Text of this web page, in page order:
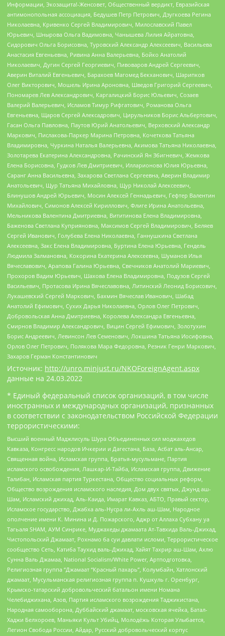
Информации, Экозащита!-Женсовет, Общественный вердикт, Евразийская
антимонопольная ассоциация, Бедушев Петр Петрович, Дзугкоева Регина
Николаевна, Кривенко Сергей Владимирович, Милославский Павел
Юрьевич, Шнырова Ольга Вадимовна, Чанышева Лилия Айратовна,
Сидорович Ольга Борисовна, Туровский Александр Алексеевич, Васильева
Анастасия Евгеньевна, Ривина Анна Валерьевна, Бойко Анатолий
Николаевич, Дугин Сергей Георгиевич, Пивоваров Андрей Сергеевич,
Аверин Виталий Евгеньевич, Барахоев Магомед Бекханович, Шарипков
Олег Викторович, Мошель Ирина Ароновна, Шведов Григорий Сергеевич,
Пономарев Лев Александрович, Каргалицкий Борис Юльевич, Созаев
Валерий Валерьевич, Исламов Тимур Рифгатович, Романова Ольга
Евгеньевна, Щаров Сергей Алексадрович, Цирульников Борис Альбертович,
Гасан Ольга Павловна, Паутов Юрий Анатольевич, Верховский Александр
Маркович, Пислакова-Паркер Марина Петровна, Кочеткова Татьяна
Владимировна, Чуркина Наталья Валерьевна, Акимова Татьяна Николаевна,
Золотарева Екатерина Александровна, Рачинский Ян Збигневич, Жемкова
Елена Борисовна, Гудков Лев Дмитриевич, Илларионова Юлия Юрьевна,
Саранг Анна Васильевна, Захарова Светлана Сергеевна, Аверин Владимир
Анатольевич, Щур Татьяна Михайловна, Щур Николай Алексеевич,
Блинушов Андрей Юрьевич, Мосин Алексей Геннадьевич, Гефтер Валентин
Михайлович, Симонов Алексей Кириллович, Флиге Ирина Анатольевна,
Мельникова Валентина Дмитриевна, Вититинова Елена Владимировна,
Баженова Светлана Куприяновна, Максимов Сергей Владимирович, Беляев
Сергей Иванович, Голубева Елена Николаевна, Ганнушкина Светлана
Алексеевна, Закс Елена Владимировна, Буртина Елена Юрьевна, Гендель
Людмила Залмановна, Кокорина Екатерина Алексеевна, Шуманов Илья
Вячеславович, Арапова Галина Юрьевна, Свечников Анатолий Мариевич,
Прохоров Вадим Юрьевич, Шахова Елена Владимировна, Подузов Сергей
Васильевич, Протасова Ирина Вячеславовна, Литинский Леонид Борисович,
Лукашевский Сергей Маркович, Бахмин Вячеслав Иванович, Шабад
Анатолий Ефимович, Сухих Дарья Николаевна, Орлов Олег Петрович,
Добровольская Анна Дмитриевна, Королева Александра Евгеньевна,
Смирнов Владимир Александрович, Вицин Сергей Ефимович, Золотухин
Борис Андреевич, Левинсон Лев Семенович, Локшина Татьяна Иосифовна,
Орлов Олег Петрович, Полякова Мара Федоровна, Резник Генри Маркович,
Захаров Герман Константинович
Источник: http://unro.minjust.ru/NKOForeignAgent.aspx
данные на 24.03.2022
* Единый федеральный список организаций, в том числе
иностранных и международных организаций, признанных
в соответствии с законодательством Российской Федерации
террористическими:
Высший военный Маджлисуль Шура Объединенных сил моджахедов
Кавказа, Конгресс народов Ичкерии и Дагестана, База, Асбат аль-Ансар,
Священная война, Исламская группа, Братья-мусульмане, Партия
исламского освобождения, Лашкар-И-Тайба, Исламская группа, Движение
Талибан, Исламская партия Туркестана, Общество социальных реформ,
Общество возрождения исламского наследия, Дом двух святых, Джунд аш-
Шам, Исламский джихад, Аль-Каида, Имарат Кавказ, АБТО, Правый сектор,
Исламское государство, Джабха аль-Нусра ли-Ахль аш-Шам, Народное
ополчение имени К. Минина и Д. Пожарского, Аджр от Аллаха Субхану уа
Тагьаля SHAM, АУМ Синрике, Муджахеды джамаата Ат-Тавхида Валь-Джихад,
Чистопольский Джамаат, Рохнамо ба суи давлати исломи, Террористическое
сообщество Сеть, Катиба Таухид валь-Джихад, Хайят Тахрир аш-Шам, Ахлю
Сунна Валь Джамаа, National Socialism/White Power, Артподготовка,
Религиозная группа “Джамаат “Красный пахарь”, Колумбайн, Хатлонский
джамаат, Мусульманская религиозная группа п. Кушкуль г. Оренбург,
Крымско-татарский добровольческий батальон имени Номана
Челебиджихана, Азов, Партия исламского возрождения Таджикистана,
Народная самооборона, Дуббайский джамаат, московская ячейка, Батал-
Хаджи Белхороев, Маньяки Культ Убийц, Молодёжь Которая Улыбается,
Легион Свобода России, Айдар, Русский добровольческий корпус